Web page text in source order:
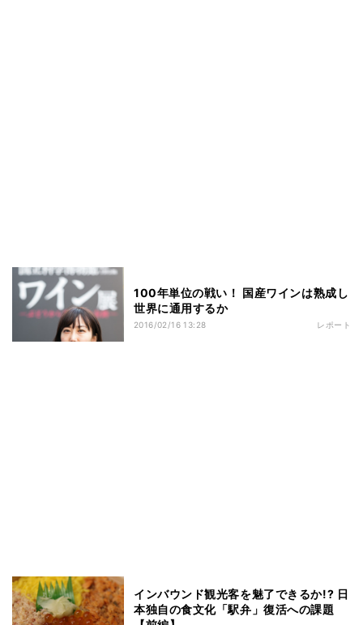
100年単位の戦い！ 国産ワインは熟成し
世界に通用するか
2016/02/16 13:28 レポート
インバウンド観光客を魅了できるか!? 日
本独自の食文化「駅弁」復活への課題